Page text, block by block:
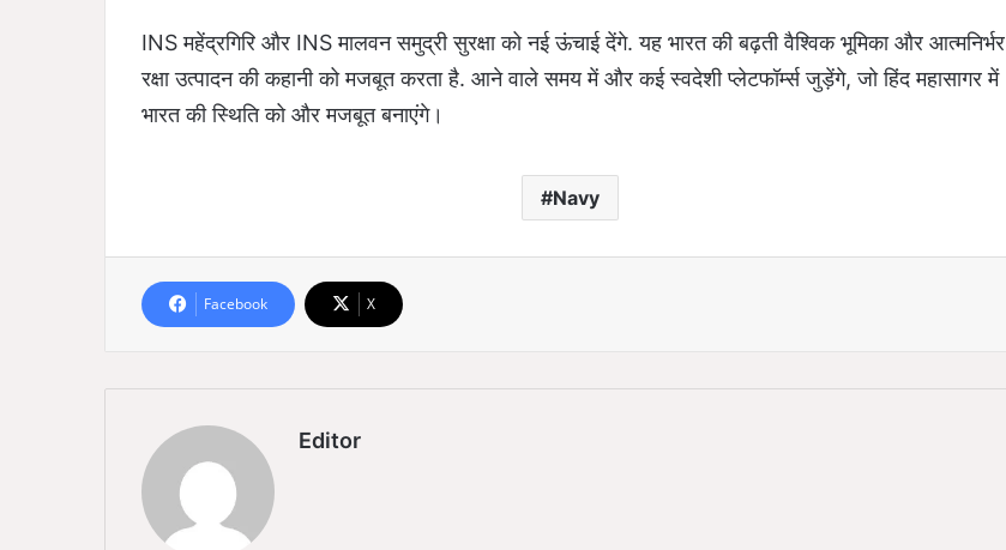
INS महेंद्रगिरि और INS मालवन समुद्री सुरक्षा को नई ऊंचाई देंगे. यह भारत की बढ़ती वैश्विक भूमिका और आत्मनिर्भर
रक्षा उत्पादन की कहानी को मजबूत करता है. आने वाले समय में और कई स्वदेशी प्लेटफॉर्म्स जुड़ेंगे, जो हिंद महासागर में
भारत की स्थिति को और मजबूत बनाएंगे।
Navy
Facebook X
Editor